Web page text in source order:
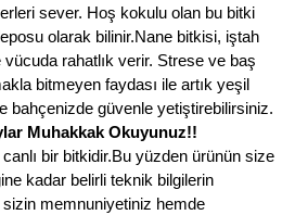
sever. Hoş kokulu olan bu bitki
olarak bilinir.Nane bitkisi, iştah
vücuda rahatlık verir. Strese ve baş
bitmeyen faydası ile artık yeşil
bahçenizde güvenle yetiştirebilirsiniz.
Muhakkak Okuyunuz!!
bir bitkidir.Bu yüzden ürünün size
kadar belirli teknik bilgilerin
memnuniyetiniz hemde